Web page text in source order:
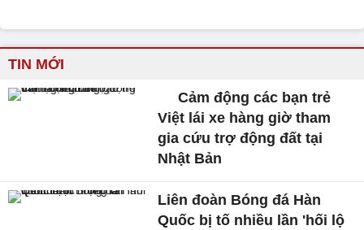
TIN MỚI
Cảm động các bạn trẻ
Việt lái xe hàng giờ tham
gia cứu trợ động đất tại
Nhật Bản
Liên đoàn Bóng đá Hàn
Quốc bị tố nhiều lần 'hối lộ